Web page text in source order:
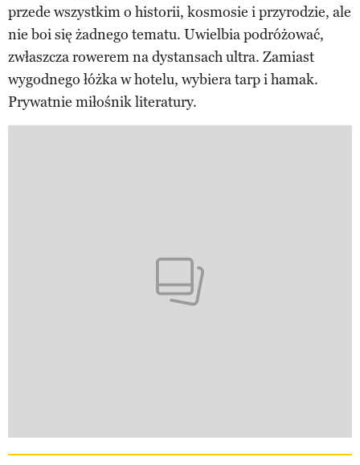
przede wszystkim o historii, kosmosie i przyrodzie, ale
nie boi się żadnego tematu. Uwielbia podróżować,
zwłaszcza rowerem na dystansach ultra. Zamiast
wygodnego łóżka w hotelu, wybiera tarp i hamak.
Prywatnie miłośnik literatury.